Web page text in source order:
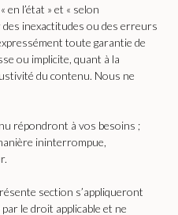
l’état » et « selon
inexactitudes ou des erreurs
toute garantie de
ou implicite, quant à la
du contenu. Nous ne
répondront à vos besoins ;
ininterrompue,
section s’appliqueront
le droit applicable et ne